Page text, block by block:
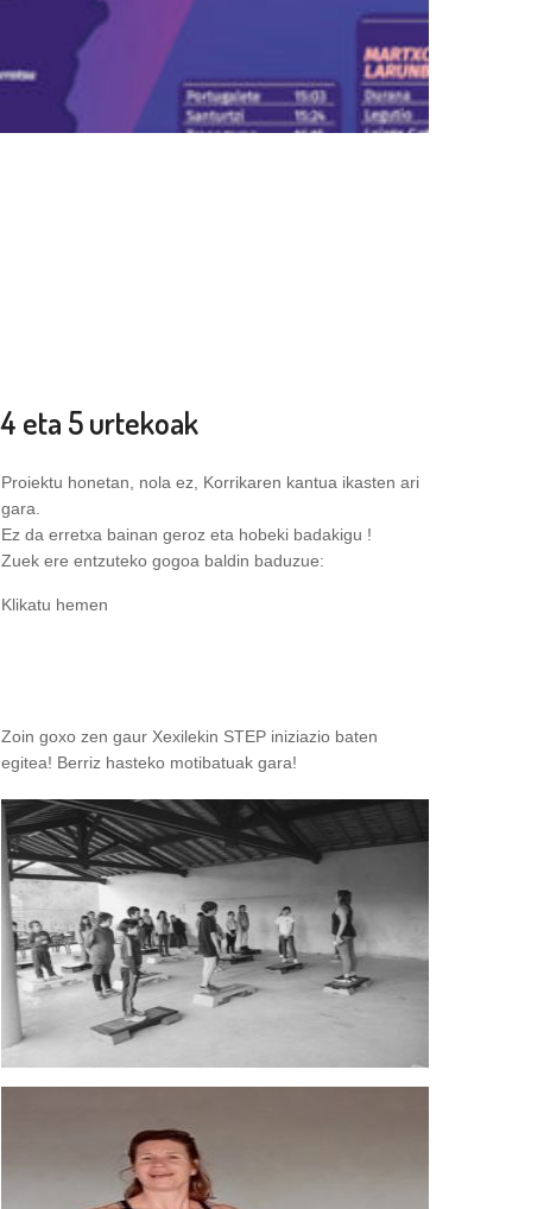
4 eta 5 urtekoak
Proiektu honetan, nola ez, Korrikaren kantua ikasten ari
gara.
Ez da erretxa bainan geroz eta hobeki badakigu !
Zuek ere entzuteko gogoa baldin baduzue:
Klikatu hemen
Zoin goxo zen gaur Xexilekin STEP iniziazio baten
egitea! Berriz hasteko motibatuak gara!